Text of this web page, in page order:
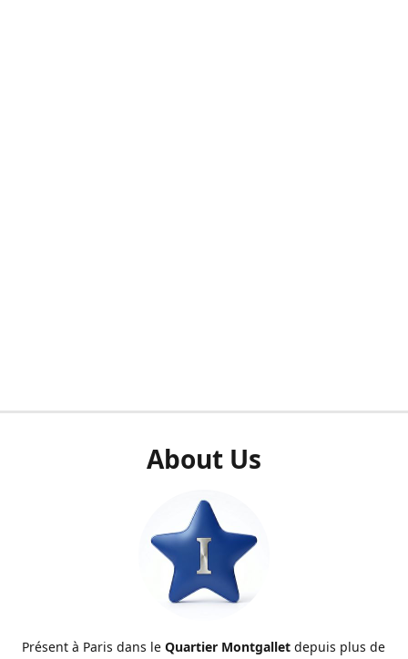
About Us
Présent à Paris dans le Quartier Montgallet depuis plus de